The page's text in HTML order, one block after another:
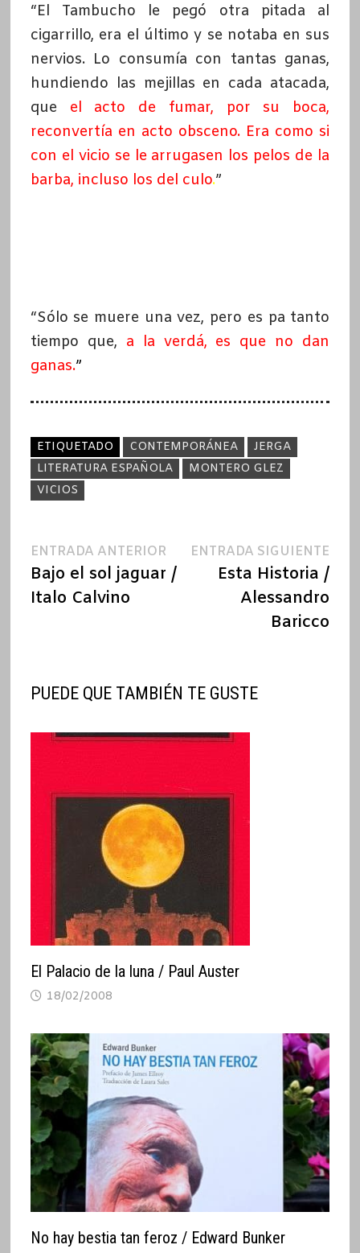
“El Tambucho le pegó otra pitada al
cigarrillo, era el último y se notaba en sus
nervios. Lo consumía con tantas ganas,
hundiendo las mejillas en cada atacada,
que el acto de fumar, por su boca,
reconvertía en acto obsceno. Era como si
con el vicio se le arrugasen los pelos de la
barba, incluso los del culo.”
“Sólo se muere una vez, pero es pa tanto
tiempo que, a la verdá, es que no dan
ganas.”
ETIQUETADO CONTEMPORÁNEA
JERGA
LITERATURA ESPAÑOLA
MONTERO GLEZ
VICIOS
Navegación
de
ENTRADA ANTERIOREntrada
anterior:
Bajo el sol jaguar /
Italo Calvino
ENTRADA SIGUIENTE
Esta Historia /
Alessandro
Baricco
PUEDE QUE TAMBIÉN TE GUSTE
El Palacio de la luna / Paul Auster
18/02/2008
No hay bestia tan feroz / Edward Bunker